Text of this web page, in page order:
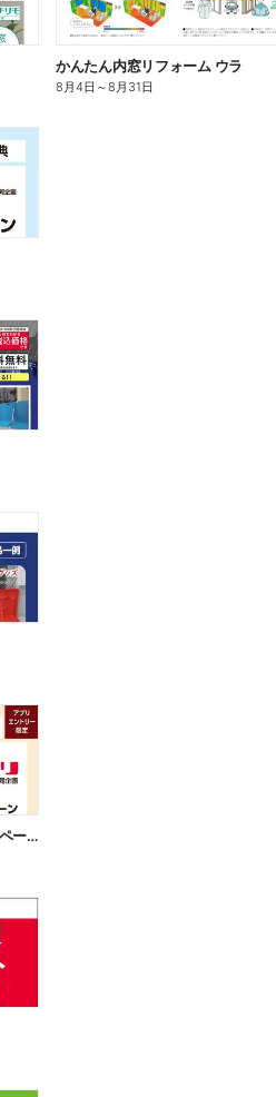
かんたん内窓リフォーム ウラ
8月4日 ～8月31日
象印 炊飯ジャー ポイントキャンペーン